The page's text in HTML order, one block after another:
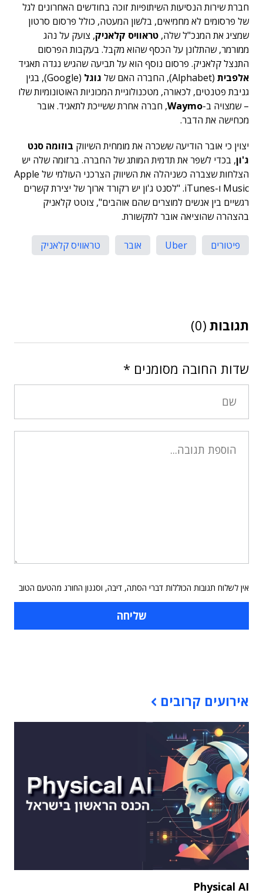
חברת שירות הנסיעות השיתופיות זוכה בחודשים האחרונים לגל
של פרסומים לא מחמיאים, בלשון המעטה, כולל פרסום סרטון
שמציג את המנכ"ל שלה, טראוויס קלאניק, צועק על נהג
ממורמר, שהתלונן על הכסף שהוא מקבל. בעקבות הפרסום
התנצל קלאניק. פרסום נוסף הוא על תביעה שהגיש נגדה תאגיד
אלפבית (Alphabet), החברה האם של גוגל
(Google), בגין
גניבת פטנטים, לכאורה, מטכנולוגיית המכוניות האוטונומיות שלו
– שמצויה ב-Waymo, חברה אחרת ששייכת לתאגיד. אובר
מכחישה את הדבר.
יצוין כי אובר הודיעה ששכרה את מומחית השיווק בוזומה סנט
ג'ון, בכדי לשפר את תדמית המותג של החברה. ברזומה שלה יש
הצלחות שצברה כשניהלה את השיווק הצרכני העולמי של Apple
Music ו-iTunes. "לסנט ג'ון יש רקורד ארוך של יצירת קשרים
רגשיים בין אנשים למוצרים שהם אוהבים", צוטט קלאניק
בהצהרה שהוציאה אובר לתקשורת.
פיטורים Uber אובר טראוויס קלאניק
תגובות (0)
שדות החובה מסומנים *
אין לשלוח תגובות הכוללות דברי הסתה, דיבה, וסגנון החורג מהטעם הטוב
אירועים קרובים
Physical AI